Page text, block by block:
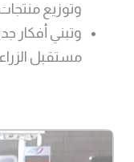
وتوزيع
وتبني أفكار
مستقبل